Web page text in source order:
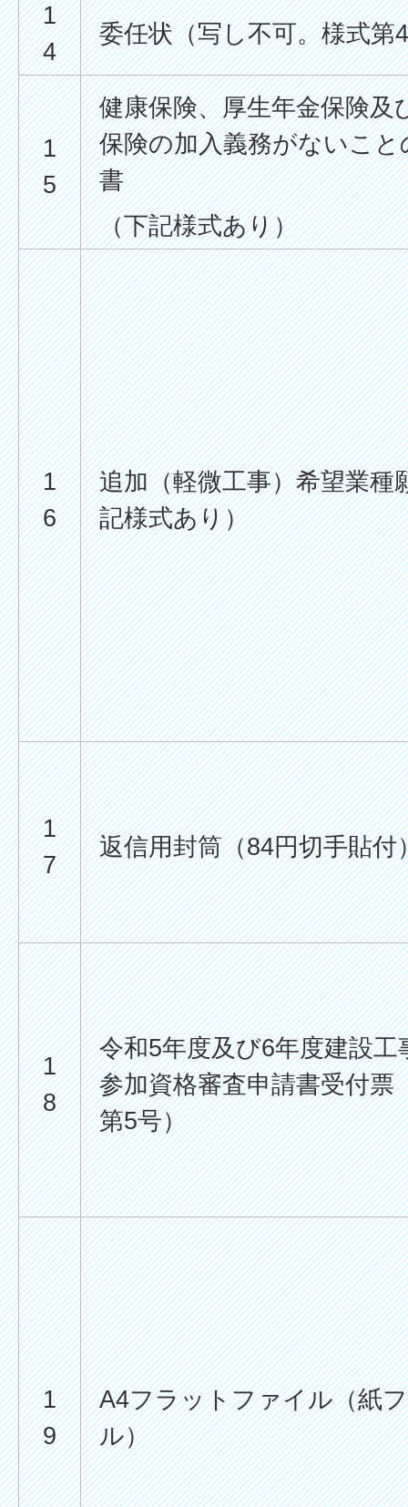
1
4
委任状（写し不可。様式第
1
5
健康保険、厚生年金保険及
保険の加入義務がないこと
書
（下記様式あり）
1
6
追加（軽微工事）希望業種
記様式あり）
1
7
返信用封筒（84円切手貼付
1
8
令和5年度及び6年度建設工
参加資格審査申請書受付票
第5号）
1
9
A4フラットファイル（紙
ル）